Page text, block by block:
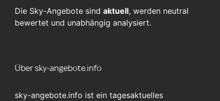
Die Sky-Angebote sind aktuell, werden neutral
bewertet und unabhängig analysiert.
Über sky-angebote.info
sky-angebote.info ist ein tagesaktuelles